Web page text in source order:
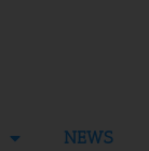
NEWS